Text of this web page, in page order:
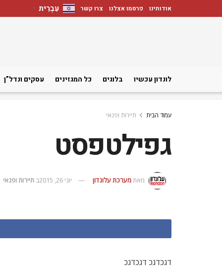
אודותינו פרסמו אצלנו צרו קשר עִבְרִית ▼
לונדון עכשיו בלוגים כל המגזינים עסקים ונדל”ן
עמוד הבית תיירות ופנאי
גפילטפסט
מאתמערכת עלונדון יוני 26, 2015 ב תיירות ופנאי
דגכדגכ דגכדגכ